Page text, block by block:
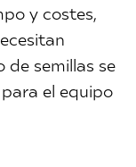
y costes,
de semillas se
el equipo